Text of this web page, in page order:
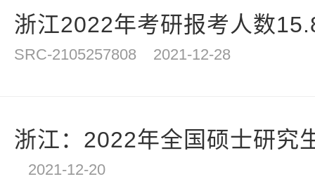
浙江2022年考研报考人数
SRC-2105257808 2021-12-28
浙江：2022年全国硕士研究
2021-12-20